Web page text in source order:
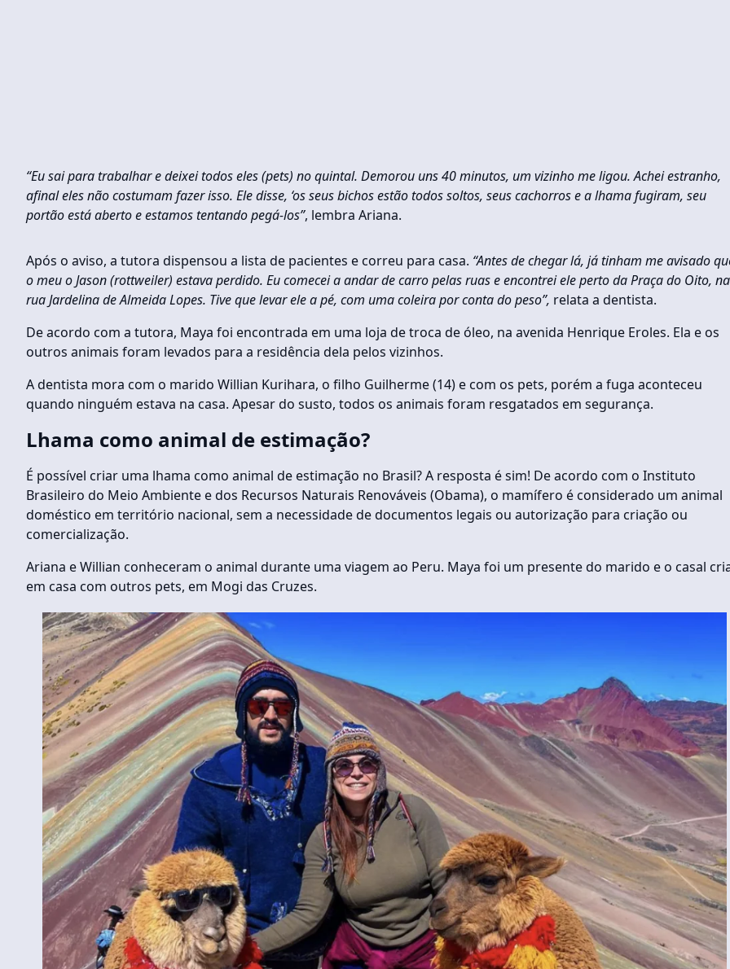
“Eu sai para trabalhar e deixei todos eles (pets) no quintal. Demorou uns 40 minutos, um vizinho me ligou. Achei estranho,
afinal eles não costumam fazer isso. Ele disse, ‘os seus bichos estão todos soltos, seus cachorros e a lhama fugiram, seu
portão está aberto e estamos tentando pegá-los”, lembra Ariana.
Após o aviso, a tutora dispensou a lista de pacientes e correu para casa. “Antes de chegar lá, já tinham me avisado
o meu o Jason (rottweiler) estava perdido. Eu comecei a andar de carro pelas ruas e encontrei ele perto da Praça do Oito, na
rua Jardelina de Almeida Lopes. Tive que levar ele a pé, com uma coleira por conta do peso”, relata a dentista.
De acordo com a tutora, Maya foi encontrada em uma loja de troca de óleo, na avenida Henrique Eroles. Ela e os
outros animais foram levados para a residência dela pelos vizinhos.
A dentista mora com o marido Willian Kurihara, o filho Guilherme (14) e com os pets, porém a fuga aconteceu
quando ninguém estava na casa. Apesar do susto, todos os animais foram resgatados em segurança.
Lhama como animal de estimação?
É possível criar uma lhama como animal de estimação no Brasil? A resposta é sim! De acordo com o Instituto
Brasileiro do Meio Ambiente e dos Recursos Naturais Renováveis (Obama), o mamífero é considerado um animal
doméstico em território nacional, sem a necessidade de documentos legais ou autorização para criação ou
comercialização.
Ariana e Willian conheceram o animal durante uma viagem ao Peru. Maya foi um presente do marido e o casal
em casa com outros pets, em Mogi das Cruzes.